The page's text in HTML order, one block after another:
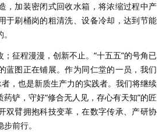
，加装密闭式回收水箱，将浓缩过程中产
于刷桶岗的粗清洗、设备冷却，达到节能
征程漫漫，创新不止。“十五五”的号角已
蓝图正在铺展。作为同仁堂的一员，我们
，也是新质生产力的实践者。我们将继续
铲，守好“修合无人见，存心有天知”的匠
双臂拥抱科技变革，在数字传承、产研协
前行。